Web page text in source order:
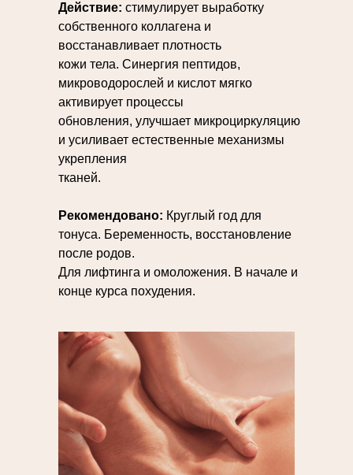
Действие: стимулирует выработку
собственного коллагена и
восстанавливает плотность
кожи тела. Синергия пептидов,
микроводорослей и кислот мягко
активирует процессы
обновления, улучшает микроциркуляцию
и усиливает естественные механизмы
укрепления
тканей.
Рекомендовано: Круглый год для
тонуса. Беременность, восстановление
после родов.
Для лифтинга и омоложения. В начале и
конце курса похудения.